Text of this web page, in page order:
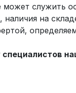
служить
наличия на